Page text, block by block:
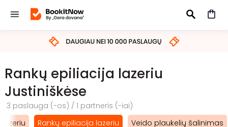
IEŠKOTI
Rankų epiliacija lazeriu
Justiniškėse
3 paslauga (-os) / 1 partneris (-iai)
Rankų epiliacija lazeriu Veido plaukelių šalinimas